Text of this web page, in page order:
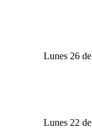
Lunes 26
Lunes 22